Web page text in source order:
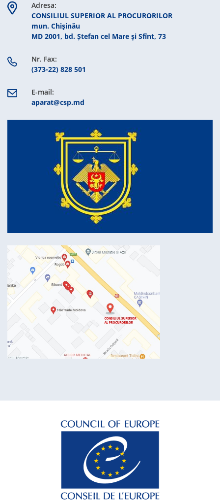
Adresa:
CONSILIUL SUPERIOR AL PROCURORILOR
mun. Chişinău
MD 2001, bd. Ștefan cel Mare şi Sfînt, 73
Nr. Fax:
(373-22) 828 501
E-mail:
aparat@csp.md